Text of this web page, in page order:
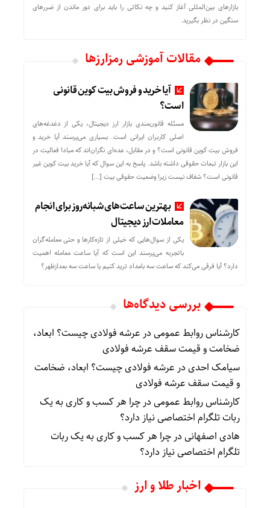
بازارهای بین‌المللی آغاز کنید و چه نکاتی را باید برای دور ماندن از ضررهای
سنگین در نظر بگیرید.
مقالات آموزشی رمزارزها
آیا خرید و فروش بیت کوین قانونی
است؟
مسئله قانون‌مندی بازار ارز دیجیتال، یکی از دغدغه‌های
اصلی کاربران ایرانی است. بسیاری می‌پرسند آیا خرید و
فروش بیت کوین قانونی است؟ و در مقابل، عده‌ای نگران‌اند که مبادا فعالیت در
این بازار تبعات حقوقی داشته باشد. پاسخ به این سوال که آیا خرید بیت کوین غیر
قانونی است؟ شفاف نیست زیرا وضعیت حقوقی بیت‌ […]
بهترین ساعت‌های شبانه‌روز برای انجام
معاملات ارز دیجیتال
یکی از سوال‌هایی که خیلی از تازه‌کارها و حتی معامله‌گران
باتجربه می‌پرسند این است که آیا ساعت معامله اهمیت
دارد؟ آیا فرقی می‌کند که ساعت سه بامداد ترید کنیم یا ساعت سه بعدازظهر؟
بررسی دیدگاه‌ها
کارشناس روابط عمومیدر عرشه فولادی چیست؟ ابعاد،
ضخامت و قیمت سقف عرشه فولادی
سیامک احدیدر عرشه فولادی چیست؟ ابعاد، ضخامت
و قیمت سقف عرشه فولادی
کارشناس روابط عمومیدرچرا هر کسب‌ و کاری به یک
ربات تلگرام اختصاصی نیاز دارد؟
هادی اصفهانیدرچرا هر کسب‌ و کاری به یک ربات
تلگرام اختصاصی نیاز دارد؟
اخبار طلا و ارز